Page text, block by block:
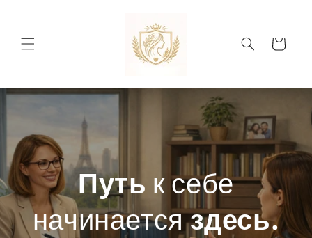
Carrito
Путь к себе
начинаетсяздесь.